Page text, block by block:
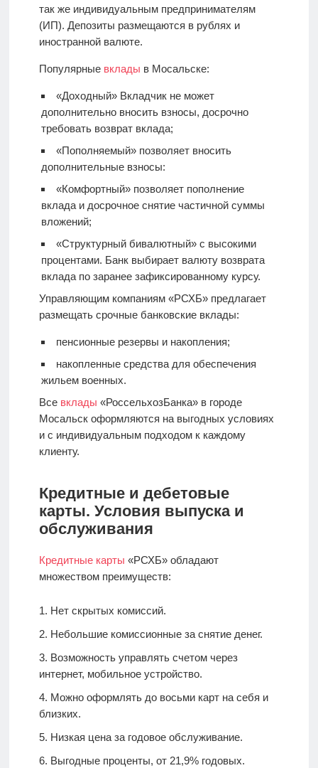
так же индивидуальным предпринимателям
(ИП). Депозиты размещаются в рублях и
иностранной валюте.
Популярные вклады в Мосальске:
«Доходный» Вкладчик не может
дополнительно вносить взносы, досрочно
требовать возврат вклада;
«Пополняемый» позволяет вносить
дополнительные взносы:
«Комфортный» позволяет пополнение
вклада и досрочное снятие частичной суммы
вложений;
«Структурный бивалютный» с высокими
процентами. Банк выбирает валюту возврата
вклада по заранее зафиксированному курсу.
Управляющим компаниям «РСХБ» предлагает
размещать срочные банковские вклады:
пенсионные резервы и накопления;
накопленные средства для обеспечения
жильем военных.
Все вклады «РоссельхозБанка» в городе
Мосальск оформляются на выгодных условиях
и с индивидуальным подходом к каждому
клиенту.
Кредитные и дебетовые
карты. Условия выпуска и
обслуживания
Кредитные карты «РСХБ» обладают
множеством преимуществ:
Нет скрытых комиссий.
Небольшие комиссионные за снятие денег.
Возможность управлять счетом через
интернет, мобильное устройство.
Можно оформлять до восьми карт на себя и
близких.
Низкая цена за годовое обслуживание.
Выгодные проценты, от 21,9% годовых.